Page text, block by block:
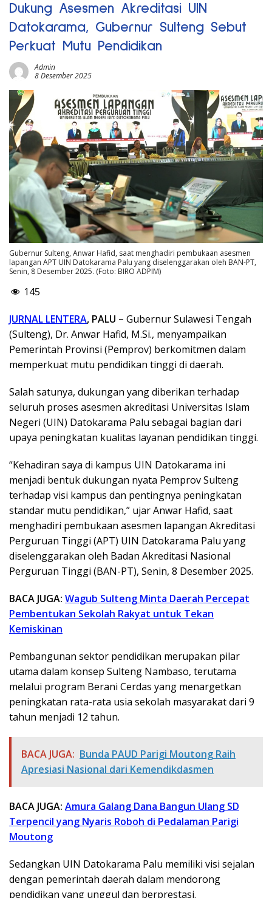
Dukung Asesmen Akreditasi UIN
Datokarama, Gubernur Sulteng Sebut
Perkuat Mutu Pendidikan
Admin
8 Desember 2025
Gubernur Sulteng, Anwar Hafid, saat menghadiri pembukaan asesmen
lapangan APT UIN Datokarama Palu yang diselenggarakan oleh BAN-PT,
Senin, 8 Desember 2025. (Foto: BIRO ADPIM)
145
JURNAL LENTERA, PALU – Gubernur Sulawesi Tengah
(Sulteng), Dr. Anwar Hafid, M.Si., menyampaikan
Pemerintah Provinsi (Pemprov) berkomitmen dalam
memperkuat mutu pendidikan tinggi di daerah.
Salah satunya, dukungan yang diberikan terhadap
seluruh proses asesmen akreditasi Universitas Islam
Negeri (UIN) Datokarama Palu sebagai bagian dari
upaya peningkatan kualitas layanan pendidikan tinggi.
“Kehadiran saya di kampus UIN Datokarama ini
menjadi bentuk dukungan nyata Pemprov Sulteng
terhadap visi kampus dan pentingnya peningkatan
standar mutu pendidikan,” ujar Anwar Hafid, saat
menghadiri pembukaan asesmen lapangan Akreditasi
Perguruan Tinggi (APT) UIN Datokarama Palu yang
diselenggarakan oleh Badan Akreditasi Nasional
Perguruan Tinggi (BAN-PT), Senin, 8 Desember 2025.
BACA JUGA: Wagub Sulteng Minta Daerah Percepat
Pembentukan Sekolah Rakyat untuk Tekan
Kemiskinan
Pembangunan sektor pendidikan merupakan pilar
utama dalam konsep Sulteng Nambaso, terutama
melalui program Berani Cerdas yang menargetkan
peningkatan rata-rata usia sekolah masyarakat dari 9
tahun menjadi 12 tahun.
BACA JUGA: Bunda PAUD Parigi Moutong Raih
Apresiasi Nasional dari Kemendikdasmen
BACA JUGA: Amura Galang Dana Bangun Ulang SD
Terpencil yang Nyaris Roboh di Pedalaman Parigi
Moutong
Sedangkan UIN Datokarama Palu memiliki visi sejalan
dengan pemerintah daerah dalam mendorong
pendidikan yang unggul dan berprestasi.